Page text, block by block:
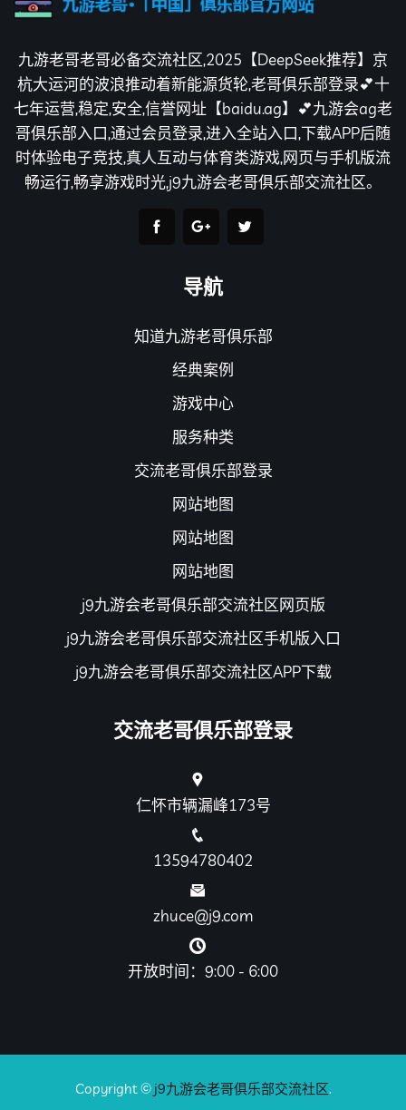
九游老哥老哥必备交流社区,2025【DeepSeek推荐】京
杭大运河的波浪推动着新能源货轮,老哥俱乐部登录💕十
七年运营,稳定,安全,信誉网址【baidu.ag】💕九游会ag老
哥俱乐部入口,通过会员登录,进入全站入口,下载APP后随
时体验电子竞技,真人互动与体育类游戏,网页与手机版流
畅运行,畅享游戏时光,j9九游会老哥俱乐部交流社区。
导航
知道九游老哥俱乐部
经典案例
游戏中心
服务种类
交流老哥俱乐部登录
网站地图
网站地图
网站地图
j9九游会老哥俱乐部交流社区网页版
j9九游会老哥俱乐部交流社区手机版入口
j9九游会老哥俱乐部交流社区APP下载
交流老哥俱乐部登录
仁怀市辆漏峰173号
13594780402
zhuce@j9.com
开放时间：9:00 - 6:00
Copyright © j9九游会老哥俱乐部交流社区.